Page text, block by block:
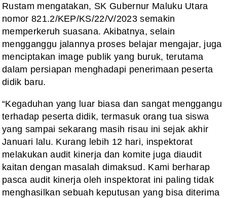
Rustam mengatakan, SK Gubernur Maluku Utara
nomor 821.2/KEP/KS/22/V/2023 semakin
memperkeruh suasana. Akibatnya, selain
mengganggu jalannya proses belajar mengajar, juga
menciptakan image publik yang buruk, terutama
dalam persiapan menghadapi penerimaan peserta
didik baru.
“Kegaduhan yang luar biasa dan sangat menggangu
terhadap peserta didik, termasuk orang tua siswa
yang sampai sekarang masih risau ini sejak akhir
Januari lalu. Kurang lebih 12 hari, inspektorat
melakukan audit kinerja dan komite juga diaudit
kaitan dengan masalah dimaksud. Kami berharap
pasca audit kinerja oleh inspektorat ini paling tidak
menghasilkan sebuah keputusan yang bisa diterima